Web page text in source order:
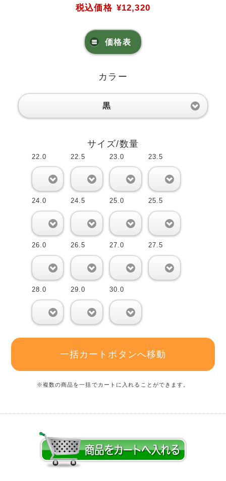
税込価格 ¥12,320
価格表
カラー
黒
サイズ/数量
22.0 22.5 23.0 23.5
24.0 24.5 25.0 25.5
26.0 26.5 27.0 27.5
28.0 29.0 30.0
一括カートボタンへ移動
※複数の商品を一括でカートに入れることができます。